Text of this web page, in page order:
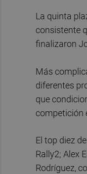
La quinta
consistente
finalizaron
Más
diferentes
que
competición
El top diez
Rally2; Alex
Rodríguez,